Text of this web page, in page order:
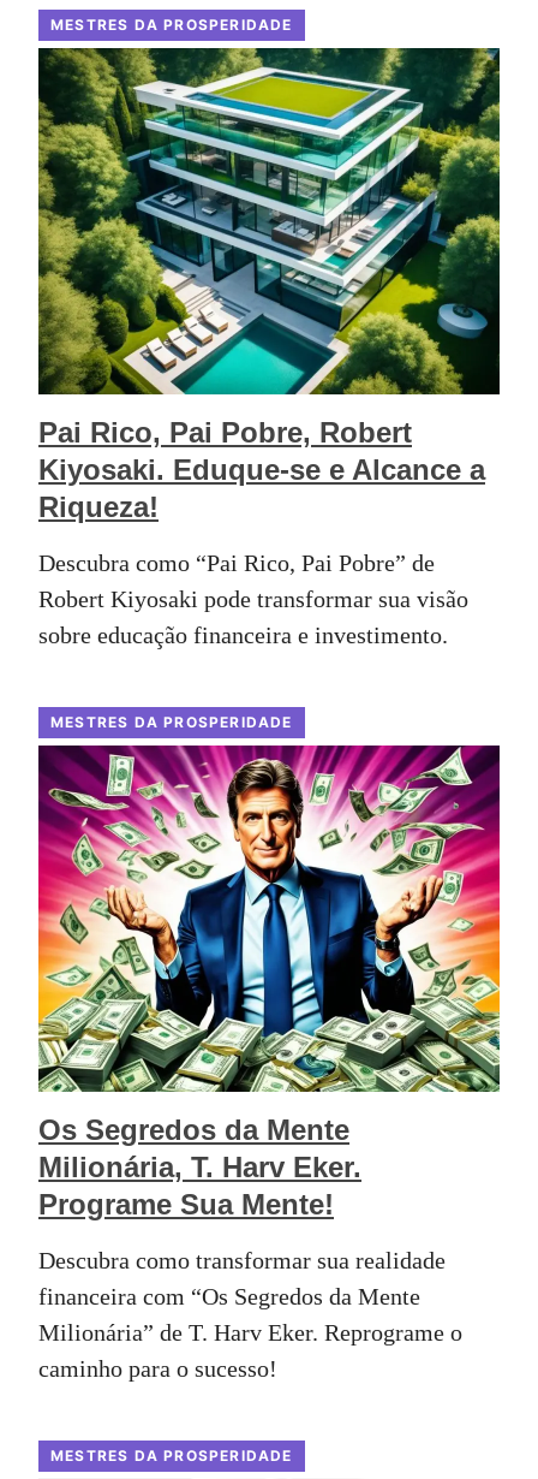
MESTRES DA PROSPERIDADE
Pai Rico, Pai Pobre, Robert
Kiyosaki. Eduque-se e Alcance a
Riqueza!
Descubra como “Pai Rico, Pai Pobre” de
Robert Kiyosaki pode transformar sua visão
sobre educação financeira e investimento.
MESTRES DA PROSPERIDADE
Os Segredos da Mente
Milionária, T. Harv Eker.
Programe Sua Mente!
Descubra como transformar sua realidade
financeira com “Os Segredos da Mente
Milionária” de T. Harv Eker. Reprograme o
caminho para o sucesso!
MESTRES DA PROSPERIDADE